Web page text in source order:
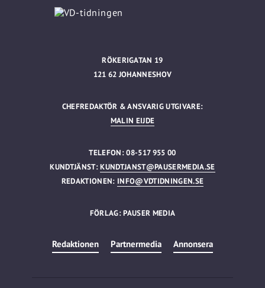
RÖKERIGATAN 19
121 62 JOHANNESHOV
CHEFREDAKTÖR & ANSVARIG UTGIVARE:
MALIN EIJDE
TELEFON: 08-517 955 00
KUNDTJÄNST:KUNDTJANST@PAUSERMEDIA.SE
REDAKTIONEN: INFO@VDTIDNINGEN.SE
FÖRLAG: PAUSER MEDIA
Redaktionen Partnermedia Annonsera